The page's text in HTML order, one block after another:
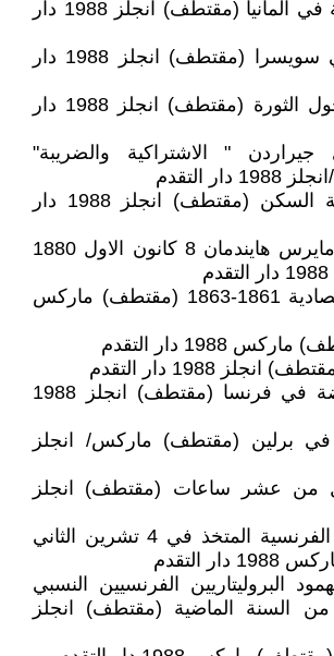
المسألة الدستورية في المانيا (مقتطف) انجلز 1988 دار
الحرب الاهلية في سويسرا (مقتطف) انجلز 1988 دار
مناقشات برلين حول الثورة (مقتطف) انجلز 1988 دار
" الاشتراكية والضريبة"
التقدم
اضواء على مسألة السكن (مقتطف) انجلز 1988 دار
رسالة الى هنري مايرس هايندمان 8 كانون الاول 1880
المخطوطات الاقتصادية 1861-1863 (مقتطف) ماركس
1988 دار التقدم
1988 دار التقدم
الحكومة والمعارضة في فرنسا (مقتطف) انجلز 1988
في برلين (مقتطف) ماركس/ انجلز
من عشر ساعات (مقتطف) انجلز
دستور الجمهورية الفرنسية المتخذ في 4 تشرين الثاني
البروليتاريين الفرنسيين النسبي
السنة الماضية (مقتطف) انجلز